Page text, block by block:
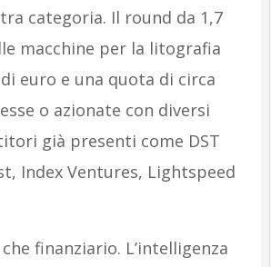
categoria. Il round da 1,7
macchine per la litografia
euro e una quota di circa
o azionate con diversi
già presenti come DST
Index Ventures, Lightspeed
finanziario. L’intelligenza